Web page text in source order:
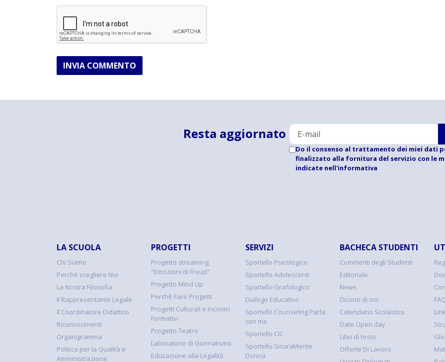
INVIA COMMENTO
Resta aggiornato
Do il consenso al trattamento dei miei dati
finalizzato alla fornitura del servizio con le
indicate nell'informativa
LA SCUOLA
Chi Siamo
Perchè scegliere Noi
La Nostra Filosofia
Il Rappresentante Legale
Il Coordinatore Didattico
Riconoscimenti
Organigramma
Politica per la Qualità e
Amministrazione
PROGETTI
Progetto streaming
"Emozioni di Freud"
Progetto Mind Up
Perchè Fare Progetti
Progetti Culturali e Incontri
Formativi
Progetto Teatro
Laboratorio di Giornalismo
Educazione alla Legalità
SERVIZI
Sportello Psicologico
Sportello Adolescenti
Sportello Grafologico
Dialogo Educativo
Sportello Counseling Parla
con me
Sportello CIC
Sportello SicuraMente
Donna
BACHECA STUDENTI
Commenti degli Studenti
Editoriale
News
Dicono di noi
Calendario Scolastico
Date Open day
Libri di testo
Offerte Di Lavoro